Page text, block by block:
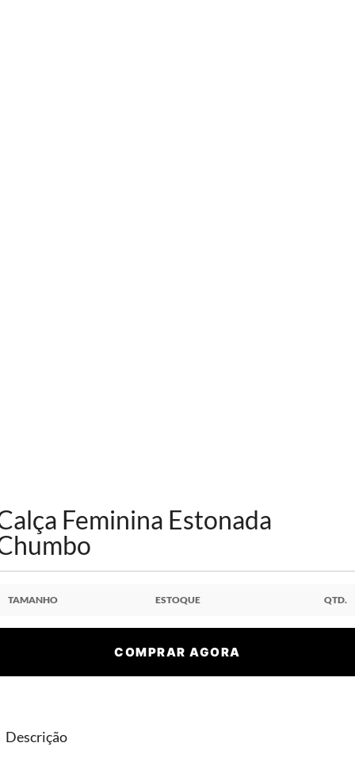
Feminina Estonada
TAMANHO ESTOQUE QTD.
COMPRAR AGORA
Descrição